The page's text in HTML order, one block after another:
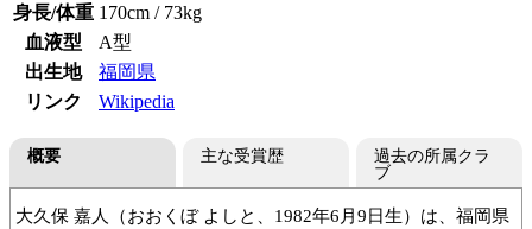
身長/体重 170cm / 73kg
血液型
A型
出生地
福岡県
リンク
Wikipedia
概要
大久保 嘉人（おおくぼ よしと、1982年6月9日生）は、福岡県
主な受賞歴
過去の所属クラ
ブ